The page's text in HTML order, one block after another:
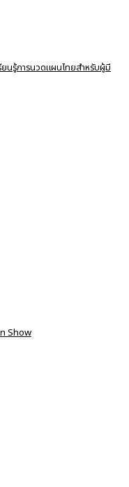
ยนรู้การนวดแผนไทยสำหรับผู้มี
Show